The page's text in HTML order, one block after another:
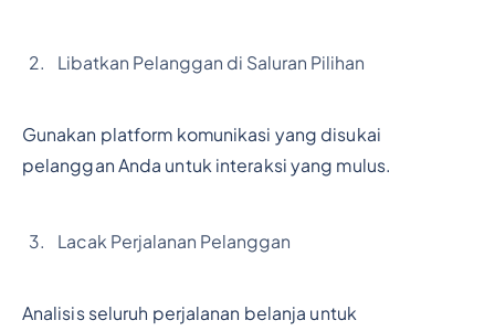
Libatkan Pelanggan di Saluran Pilihan
Gunakan platform komunikasi yang disukai
pelanggan Anda untuk interaksi yang mulus.
Lacak Perjalanan Pelanggan
Analisis seluruh perjalanan belanja untuk